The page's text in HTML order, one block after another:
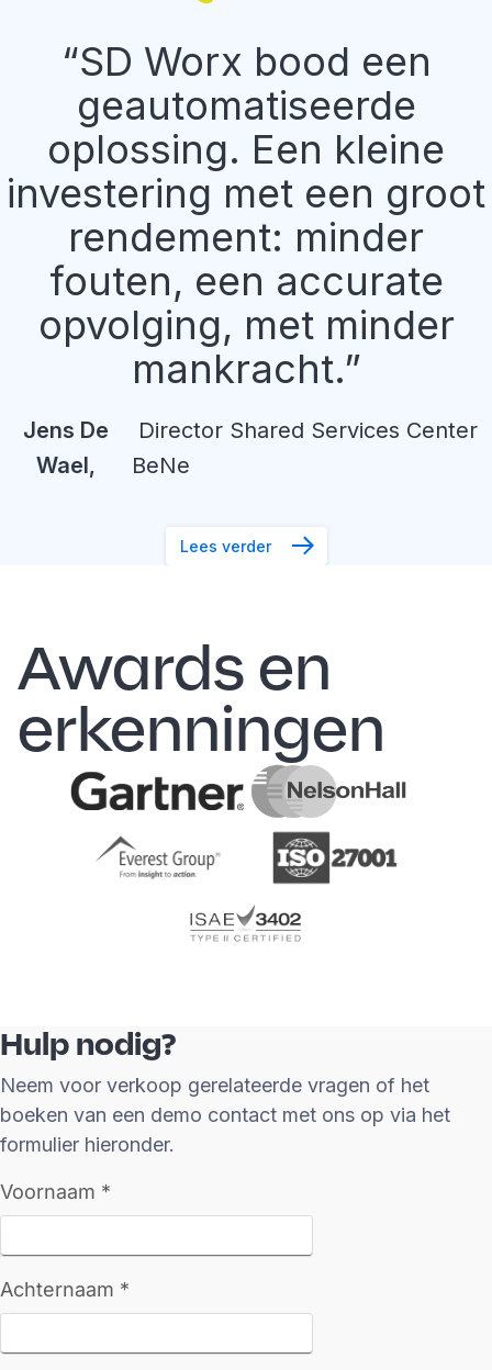
SD Worx bood een
geautomatiseerde
oplossing. Een kleine
investering met een groot
rendement: minder
fouten, een accurate
opvolging, met minder
mankracht.
Jens De
Wael,
Director Shared Services Center
BeNe
Lees verder
Awards en
erkenningen
Hulp nodig?
Neem voor verkoop gerelateerde vragen of het
boeken van een demo contact met ons op via het
formulier hieronder.